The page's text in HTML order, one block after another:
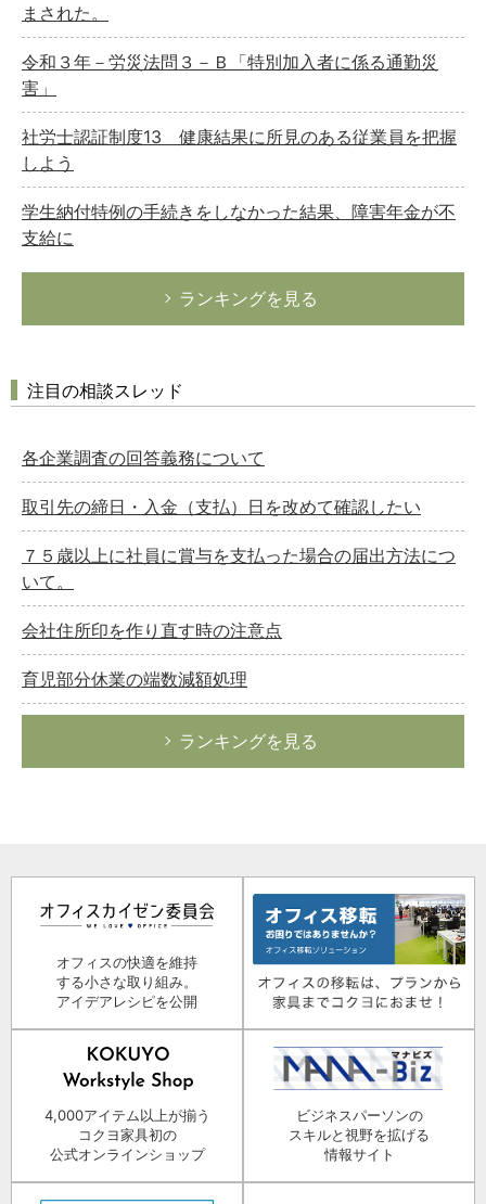
まされた。
令和３年－労災法問３－Ｂ「特別加入者に係る通勤災
害」
社労士認証制度13 健康結果に所見のある従業員を把握
しよう
学生納付特例の手続きをしなかった結果、障害年金が不
支給に
ランキングを見る
注目の相談スレッド
各企業調査の回答義務について
取引先の締日・入金（支払）日を改めて確認したい
７５歳以上に社員に賞与を支払った場合の届出方法につ
いて。
会社住所印を作り直す時の注意点
育児部分休業の端数減額処理
ランキングを見る
オフィスの快適を維持
する小さな取り組み。
アイデアレシピを公開
4,000アイテム以上が揃う
コクヨ家具初の
公式オンラインショップ
ビジネスパーソンの
スキルと視野を拡げる
情報サイト